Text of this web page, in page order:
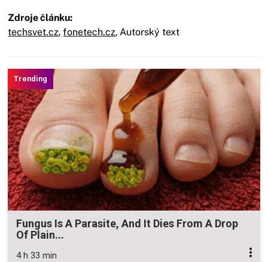
Zdroje článku:
techsvet.cz, fonetech.cz, Autorský text
Fungus Is A Parasite, And It Dies From A Drop
Of Plain...
4 h 33 min